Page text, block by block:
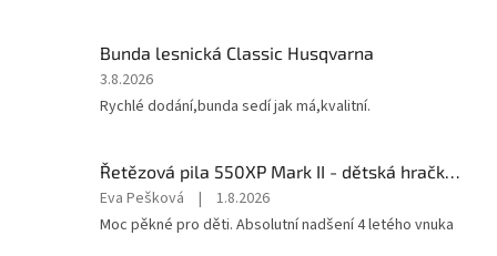
Bunda lesnická Classic Husqvarna
Hodnocení
produktu
je
z
5
hvězdiček.
3.8.2026
Rychlé dodání,bunda sedí jak má,kvalitní.
Řetězová pila 550XP Mark II - dětská hračka Husqvarna
Hodnocení
produktu
Eva Pešková |
1.8.2026
Moc pěkné pro děti. Absolutní nadšení 4 letého vnuka